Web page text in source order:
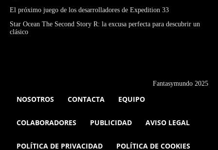
El próximo juego de los desarrolladores de Expedition 33
Star Ocean The Second Story R: la excusa perfecta para descubrir un
clásico
Fantasymundo 2025
NOSOTROS CONTACTA EQUIPO
COLABORADORES PUBLICIDAD AVISO LEGAL
POLÍTICA DE PRIVACIDAD POLÍTICA DE COOKIES